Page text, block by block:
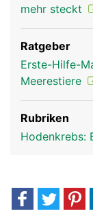
mehr steckt
Ratgeber
Erste-Hilfe-
Meerestiere
Rubriken
Hodenkrebs: